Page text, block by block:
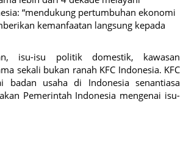
“mendukung pertumbuhan ekonomi
kemanfaatan langsung kepada
isu-isu politik domestik, kawasan
sekali bukan ranah KFC Indonesia. KFC
badan usaha di Indonesia senantiasa
Pemerintah Indonesia mengenai isu-